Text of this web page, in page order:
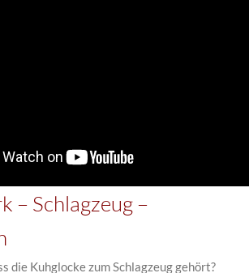
– Schlagzeug –
die Kuhglocke zum Schlagzeug gehört?